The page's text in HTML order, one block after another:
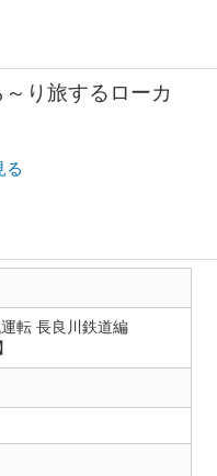
り旅するローカ
る
転 長良川鉄道編